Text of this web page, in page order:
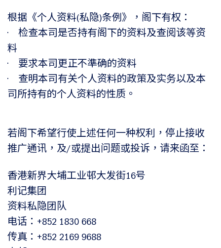
根据《个人资料(私隐)条例》，阁下有权：
• 检查本司是否持有阁下的资料及查阅该等资
料
• 要求本司更正不準确的资料
• 查明本司有关个人资料的政策及实务以及本
司所持有的个人资料的性质。
若阁下希望行使上述任何一种权利，停止接收
推广通讯，及/或提出问题或投诉，请来函至：
香港新界大埔工业邨大发街16号
利记集团
资料私隐团队
电话：+852 1830 668
传真：+852 2169 9688